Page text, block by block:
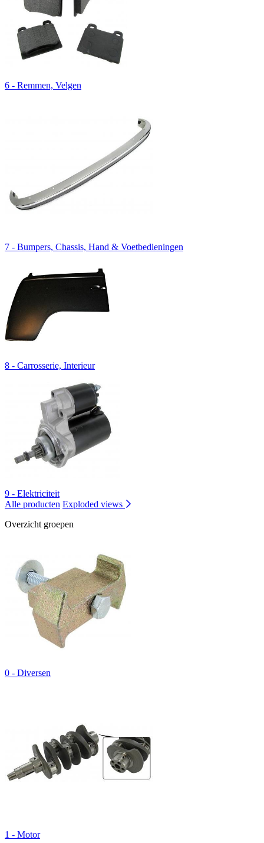
6 - Remmen, Velgen
7 - Bumpers, Chassis, Hand & Voetbedieningen
8 - Carrosserie, Interieur
9 - Elektriciteit
Alle producten Exploded views
Overzicht groepen
0 - Diversen
1 - Motor